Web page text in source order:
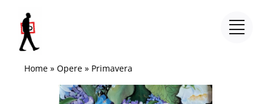
contenuto
Home» Opere» Primavera